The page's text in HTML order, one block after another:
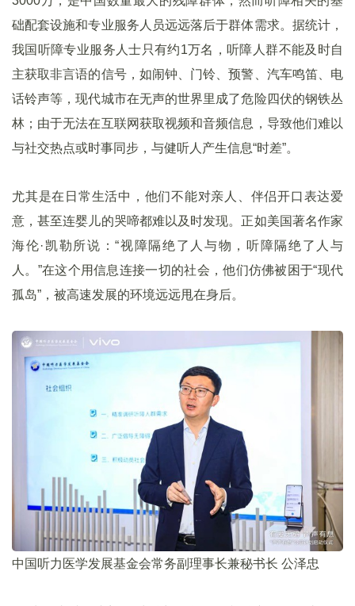
础配套设施和专业服务人员远远落后于群体需求。据统计，
我国听障专业服务人士只有约1万名，听障人群不能及时自
主获取非言语的信号，如闹钟、门铃、预警、汽车鸣笛、电
话铃声等，现代城市在无声的世界里成了危险四伏的钢铁丛
林；由于无法在互联网获取视频和音频信息，导致他们难以
与社交热点或时事同步，与健听人产生信息“时差”。
尤其是在日常生活中，他们不能对亲人、伴侣开口表达爱
意，甚至连婴儿的哭啼都难以及时发现。正如美国著名作家
海伦·凯勒所说：“视障隔绝了人与物，听障隔绝了人与
人。”在这个用信息连接一切的社会，他们仿佛被困于“现代
孤岛”，被高速发展的环境远远甩在身后。
中国听力医学发展基金会常务副理事长兼秘书长 公泽忠